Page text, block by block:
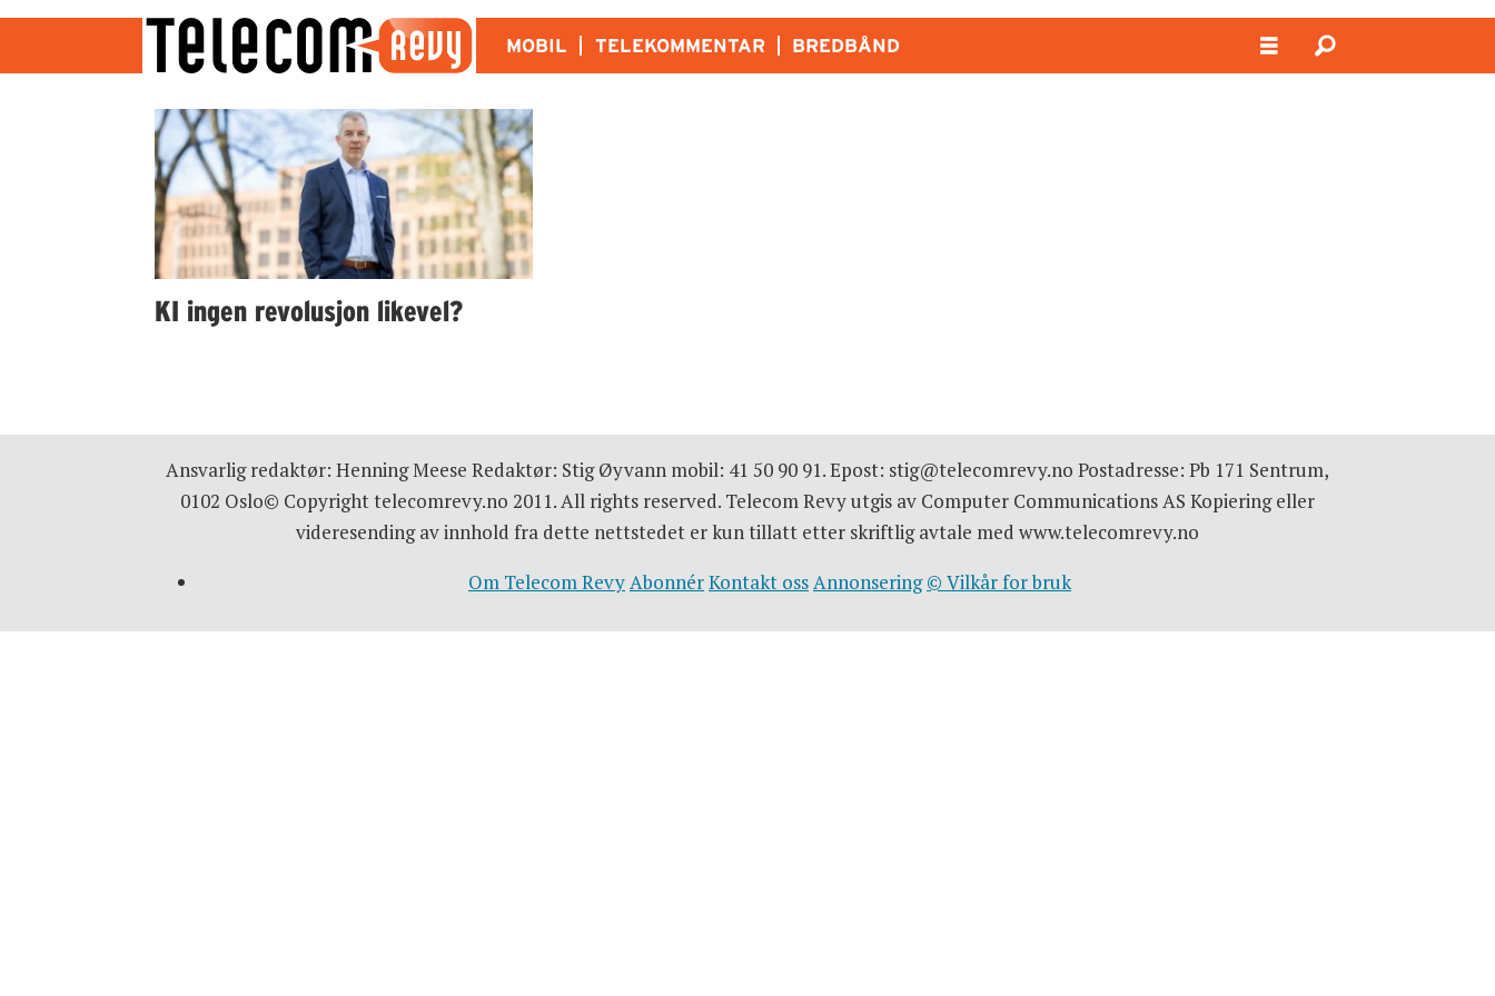
MOBIL TELEKOMMENTAR BREDBÅND
randstad
KI ingen revolusjon likevel?
Ansvarlig redaktør: Henning Meese Redaktør: Stig Øyvann mobil: 41 50 90 91. Epost: stig@telecomrevy.no Postadresse: Pb 171 Sentrum,
0102 Oslo© Copyright telecomrevy.no 2011. All rights reserved. Telecom Revy utgis av Computer Communications AS Kopiering eller
videresending av innhold fra dette nettstedet er kun tillatt etter skriftlig avtale med www.telecomrevy.no
Om Telecom RevyAbonnérKontakt ossAnnonsering © Vilkår for bruk